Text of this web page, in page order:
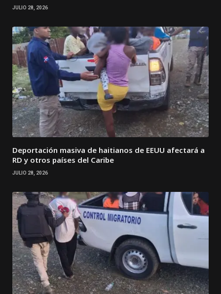
JULIO 28, 2026
Deportación masiva de haitianos de EEUU afectará a
RD y otros países del Caribe
JULIO 28, 2026